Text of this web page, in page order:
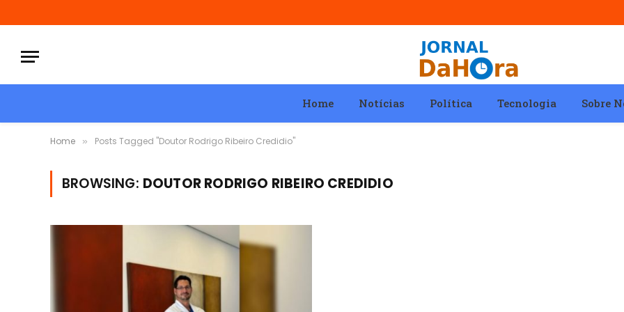
Home Notícias Política Tecnologia Sobre
Home » Posts Tagged "Doutor Rodrigo Ribeiro Credidio"
BROWSING: DOUTOR RODRIGO RIBEIRO CREDIDIO